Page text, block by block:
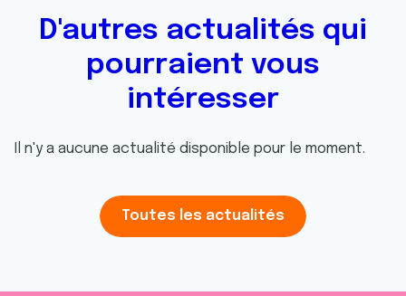
D'autres actualités qui
pourraient vous
intéresser
Il n'y a aucune actualité disponible pour le moment.
Toutes les actualités